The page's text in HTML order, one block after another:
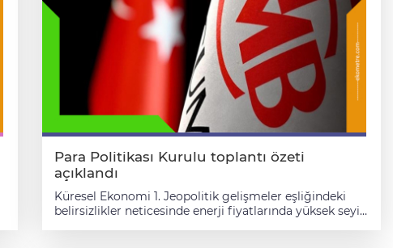
Para Politikası Kurulu toplantı özeti
açıklandı
Küresel Ekonomi 1. Jeopolitik gelişmeler eşliğindeki belirsizlikler neticesinde enerji fiyatlarında yüksek seyir ve belirgin oynaklık gözlenmektedir. Enerji arzı, tedarik zincirleri ve taşıma maliyetlerine ilişkin belirsizliklerin süresi ve ölçüsü enerji fiyatlarının gelecekteki seyri açısından belirleyici olmaya devam edecektir. 2. Jeopolitik gelişmelerin etkisiyle, başta Orta Doğu ve Afrika ülkeleri olmak üzere birçok ekonomide 2026 yılı için büyüme öngörüleri aşağı yönde güncellenmiştir. Diğer taraftan, 2027 yılında baz etkilerinin de devreye girmesi ile büyüme oranlarının toparlanması beklenmektedir. Bu çerçevede, küresel ölçekte zayıf ve kırılgan görünümün devam edeceği; Türkiye’nin dış ticaret ortaklarının ihracat paylarıyla ağırlıklandırılan küresel büyüme endeksinin yıllık bazda bir önceki PPK dönemine göre 2026 yılı için bir miktar aşağı,2027 yılı için ise bir miktar yukarı yönde revize edilerek sırasıyla yüzde 1,9 ve yüzde 2,4 oranında artacağı tahmin edilmektedir. 3. Emtia fiyatlarındaki yükseliş küresel enflasyon üzerindeki riskleri artırmıştır. Merkez bankaları söz konusu riskleri gözetmeye devam ederken, gelişmelerin büyüme ve istihdam üzerindeki olumsuz etkilerini de dikkate almaktadır. Gelişmiş ülke merkez bankalarının fiyatlanan politika faizi patikaları, geçtiğimiz PPK dönemine göre belirgin olarak yukarı kaymıştır. Jeopolitik gelişmelerin neden olduğu arz şokunun ne kadar kalıcı olacağı ve enflasyon beklentilerini ne ölçüde bozacağı küresel para politikalarının seyri açısından önem taşımaktadır. Son dönemde, artan belirsizlik ve risk iştahındaki dalgalanmalara bağlı olarak, gelişmekte olan ülke hisse senedi piyasalarından portföy çıkışları gözlenirken, portföy hareketleri üzerindeki aşağı yönlü riskler canlılığını korumaktadır. Parasal ve Finansal Koşullar 4. Bireysel kredilerin 4 haftalık büyüme oranlarının ortalaması 13 Mart–17 Nisan döneminde yüzde 3,2 seviyesine ulaşmıştır. Bu artışta ihtiyaç ve taşıt kredileri etkili olmuştur. Türk lirası (TL) ticari kredilerin 4 haftalık büyüme oranlarının ortalaması yüzde 2,9, kur etkisinden arındırılmış yabancı para ticari kredilerdeki 4 haftalık büyüme oranlarının ortalaması ise yüzde 2,5 seviyesine yükselmiştir. 5. TL mevduat faiz oranları, 13 Mart ile biten haftaya kıyasla 260 baz puan artarak 17 Nisan ile biten haftada yüzde 47,2 seviyesinde gerçekleşmiştir. Aynı dönemde TL ticari kredi faizleri (Kredili Mevduat Hesabı ve Kredi Kartı hariç) 121 baz puan artışla yüzde 49,3 seviyesinde oluşmuştur. İhtiyaç kredisi (Kredili Mevduat Hesabı hariç) faizleri 441 baz puan artarak yüzde 63,1; konut kredisi faizleri 267 baz puan artarak yüzde 36,8; oynak bir seyir izleyen taşıt kredisi faizleri ise 397 baz puan artarak yüzde 39,6 seviyesinde gerçekleşmiştir. 6. Türkiye Cumhuriyet Merkez Bankası (TCMB), 27 Mart tarihinde, makrofinansal istikrarı güçlendirmek amacıyla Türk lirası cinsinden kredi büyümesine dayalı zorunlu karşılık uygulamasında değişiklikler yapmıştır. Buna göre, deprem bölgesine kullandırılan kredilere ilişkin istisnalar kaldırılmış, istisna krediler arasında yer alan esnaf kredilerinin kapsamı daraltılmıştır. 7. TCMB brüt uluslararası rezervleri, 13 Mart’tan bu yana 15,2 milyar ABD doları azalarak 17 Nisan itibarıyla 174,5 milyar ABD dolarına gerilemiştir. Türkiye’nin 5 yıllık kredi risk primi (CDS) 11 Mart’tan bu yana yaklaşık 20 baz puan düşerek 21 Nisan itibarıyla 233 baz puan seviyesine gerilemiştir. Türk lirasının 1 ay vadeli kur oynaklığı 21 Nisan itibarıyla 11 Mart’a kıyasla yüzde 9,3 seviyesine gerilerken, 12 ay vadeli kur oynaklığı yüzde 21,0 seviyesine yükselmiştir.Önceki PPK toplantı haftasından 17 Nisan’a kadar Devlet İç Borçlanma Senetleri piyasasından 4,2 milyar ABD doları çıkış, hisse senedi piyasasına ise 0,5 milyar ABD doları giriş olmak üzere toplam 3,7 milyar ABD doları net portföy çıkışı gerçekleşmiştir. Talep ve Üretim 8. Şubat ayında perakende satış hacim endeksinde aylık bazda yüzde 0,2 oranında azalış, çeyreklik bazda ise yüzde 4,5 oranında artış gerçekleşmiştir. Altın hariç perakende satışlarda aylık bazda sınırlı yükseliş gözlenmekle birlikte çeyreklik artış manşet rakama göre daha düşük olmuştur. Aynı dönemde ticaret satış hacim endeksi, aylık bazda yüzde 0,6 oranında düşüş, çeyreklik bazda ise yüzde 1,2 oranında artış göstermiştir. Hizmet üretim endeksinde şubat ayında, aylık bazda yüzde 1,2, çeyreklik bazda ise yüzde 1,1 oranında artış olmuştur. Ulaştırma ve konaklama gibi hanehalkı talebiyle daha yakından ilişkilendirilebilecek alt kalemlerde çeyreklik görünüm daha zayıftır. Kartla yapılan harcamalar ilk çeyrekte sınırlı bir artış göstermiştir. Beyaz eşya satışları şubat ayında yükselmekle birlikte çeyreklik olarak düşmüştür. Otomobil satışları ise yılın ilk çeyreğinde gerilemiştir. İmalat sanayi firmalarına yönelik anket verileri, yılın ilk çeyreğinde kayıtlı iç piyasa siparişlerinde bir miktar artışa, geleceğe yönelik iç piyasa sipariş beklentilerinde ise gerilemeye işaret etmiştir. Nisan ayına ilişkin veriler, kayıtlı iç piyasa siparişlerinde ılımlı bir seyir ile geleceğe yönelik iç piyasa sipariş beklentilerinde sınırlı bir iyileşme ima etmektedir. Özetle, göstergeler iktisadi faaliyette yavaşlamaya işaret etmektedir. 9. Şubat ayında sanayi üretim endeksi, mevsim ve takvim etkilerinden arındırılmış olarak aylık bazda yüzde 2,6 oranında, takvim etkilerinden arındırılmış olarak yıllık bazda yüzde 2,2 oranında artmıştır. Çeyreklik bazda sanayi üretimi, şubat ayı itibarıyla ilk çeyrekte yatay seyretmiştir. Şubat ayında, ocak ayında sanayi üretimindeki daralmada önemli rolü olan inşaat bağlantılı sektörlerin üretiminde artış olmakla birlikte, söz konusu artış ocak ayındaki gerilemeyi kısmen telafi etmiştir. Böylece, şubat ayı itibarıyla inşaat bağlantılı sektörlerde üretim çeyreklik olarak azalmıştır. Tipik oynaklık sergileyen diğer ulaşım ve benzeri sektörler dışlandığında, sanayi üretimi çeyreklik bazda sınırlı bir gerileme göstermiştir. Bu çerçevede, sanayi üretiminin ana eğilimi zayıf seyretmektedir. İmalat sanayine yönelik anket göstergeleri, mart ayında savaş kaynaklı etkilerle geleceğe yönelik üretim beklentilerinde bozulma ima etmiştir. Nisan ayı iktisadi yönelim anketi verileri de üretim beklentilerindeki zayıf seyrin sürdüğüne işaret etmektedir. Diğer taraftan kapasite kullanım oranı mart ve nisan aylarında yatay bir seyir izlemiştir. İnşaat üretim endeksi ise, şubat ayı itibarıyla yılın ilk çeyreğinde çeyreklik bazda yüzde 0,4 oranında, bir önceki yılın aynı dönemine göre ise yüzde 6,9 oranında yükseliş kaydetmiştir. Böylece, ilk çeyrekte inşaat üretim endeksinin çeyreklik ve yıllık büyüme oranları gerilemiştir. 10. Şubat ayında mevsimsellikten arındırılmış istihdam 32,2 milyon kişi seviyesinde gerçekleşmiş ve bir önceki çeyrek ortalamasına kıyasla yüzde 1,3 oranında azalmıştır. Bu dönemde, işgücüne katılım oranı çeyreklik olarak 0,8 puan düşmüştür. İstihdamda ve katılım oranındaki gerilemelerin birbirini büyük ölçüde dengelemesiyle işsizlik oranı çeyreklik olarak yüzde 8,3 seviyesinde yatay seyretmiştir. Anket göstergeleri, imalat sanayi firmalarının geleceğe yönelik istihdam beklentilerinde tarihsel ortalamanın altında seyreden görünümün devamına işaret etmektedir. 11. Şubat ayında cari işlemler dengesi aylık bazda 7,5 milyar ABD doları açık vermiştir. 12 aylık birikimli cari açık önceki aya kıyasla 2,3 milyar ABD doları artarak 35,4 milyar ABD doları olmuştur. Seyahat gelirleri aylık bazda 2,7 milyar ABD doları, 12 aylık birikimli olarak 60,1 milyar ABD doları düzeyinde gerçekleşmiştir. Hizmetler dengesi fazlası ise 62,6 milyar ABD doları seviyesinde gerçekleşerek güçlü seyrini sürdürmüştür. 12. Mart ayında mevsimsellikten arındırılmış olarak ihracat ve ithalat, savaşın olumsuz etkilerine rağmen artış kaydetmiştir. Bununla birlikte, 12 aylık birikimli dış ticaret açığı bir önceki aya göre yükselmiştir. Söz konusu dönemde, altın ithalatı bir miktar gerilemiştir. Mart ayı itibarıyla 12 aylık birikimli altın ithalatı 23,6 milyar ABD doları olmuştur. Mevcut veriler ışığında, 12 aylık birikimli cari açığın mart ayında artacağı öngörülmektedir. Yakın dönemde gerçekleşen jeopolitik gelişmelerin cari açık üzerindeki olumsuz etkilerinin nisan ayında da süreceği, söz konusu etkilerin boyutunun ise gelişmelerin süresi ve ölçüsüne göre farklılaşacağı değerlendirilmektedir. Yılın ilk çeyreğinde mevsimsellikten arındırılmış tüketim malı ithalatı bir önceki çeyreğe göre gerilemiştir. Mart ayına ilişkin geçici dış ticaret verileri ve nisan ayı için yüksek frekanslı öncü verilerle beraber değerlendirildiğinde, üç aylık ortalama eğilimler, ihracatta ve ithalatta sınırlı artışa işaret etmektedir. 13. Cari açığın finansmanı tarafında, bankacılık sektörünün 12 aylık birikimli uzun vadeli borç çevirme oranı şubat ayında yüzde 159,7 olarak gerçekleşmiştir. Söz konusu oran, bankacılık sektörü dışındaki firmalarda yüzde 214,9 olmuştur. Bu çerçevede, yurt dışı borçlanma imkanlarının yüksek seviyelerini koruduğu değerlendirilmiştir. Enflasyon Gelişmeleri ve Beklentiler 14. Tüketici fiyatları mart ayında yüzde 1,94 oranında artmış, yıllık enflasyon 0,66 puan azalarak yüzde 30,87’ye gerilemiştir. Mart ayında tüketici enflasyonunda, jeopolitik gelişmelere bağlı olarak artan enerji fiyatları ve bunun ulaştırma hizmetlerine olan yansımaları öne çıkmıştır. Bu çerçevede, yıllık enflasyon enerji ile hizmet gruplarında bir miktar yükselirken, diğer ana gruplarda gerilemiştir. Yıllık tüketici enflasyonundaki düşüşe karşın, B endeksinin (işlenmemiş gıda ürünleri, enerji, alkollü içecekler ve tütün ile altın hariç TÜFE) yıllık değişim oranı ile C endeksinin (gıda ve alkolsüz içecekler, enerji, alkollü içecekler ile tütün ürünleri ve altın hariç TÜFE) yıllık değişim oranı her iki endekste de yaklaşık 0,20 puan artışla sırasıyla yüzde 30,11 ve yüzde 29,68 olarak gerçekleşmiştir. 15. Yıllık tüketici enflasyonuna katkılar incelendiğinde, gıda ve alkolsüz içecekler, alkol-tüt